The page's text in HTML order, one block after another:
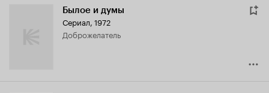
Былое и думы
Сериал, 1972
доброжелатель